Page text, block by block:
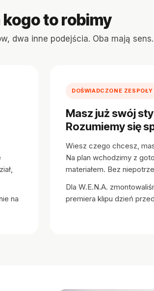
kogo to robimy
dwa inne podejścia. Oba mają sens.
na
DOŚWIADCZONE ZESPOŁY
Masz już swój
Rozumiemy się
Wiesz czego chcesz,
Na plan wchodzimy z
materiałem. Bez
Dla W.E.N.A.
premiera klipu dzień